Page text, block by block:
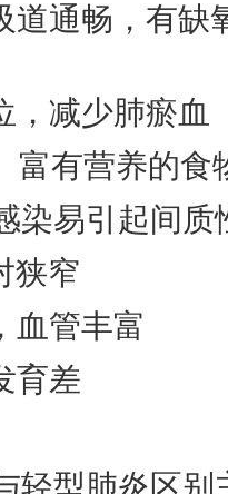
通畅，有缺
减少肺瘀血
有营养的食
易引起间质
窄
管丰富
差
型肺炎区别